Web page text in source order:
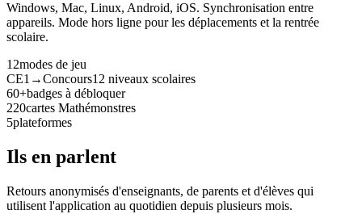
Windows, Mac, Linux, Android, iOS. Synchronisation entre
appareils. Mode hors ligne pour les déplacements et la rentrée
scolaire.
12modes de jeu
CE1→Concours12 niveaux scolaires
60+badges à débloquer
220cartes Mathémonstres
5plateformes
Ils en parlent
Retours anonymisés d'enseignants, de parents et d'élèves qui
utilisent l'application au quotidien depuis plusieurs mois.